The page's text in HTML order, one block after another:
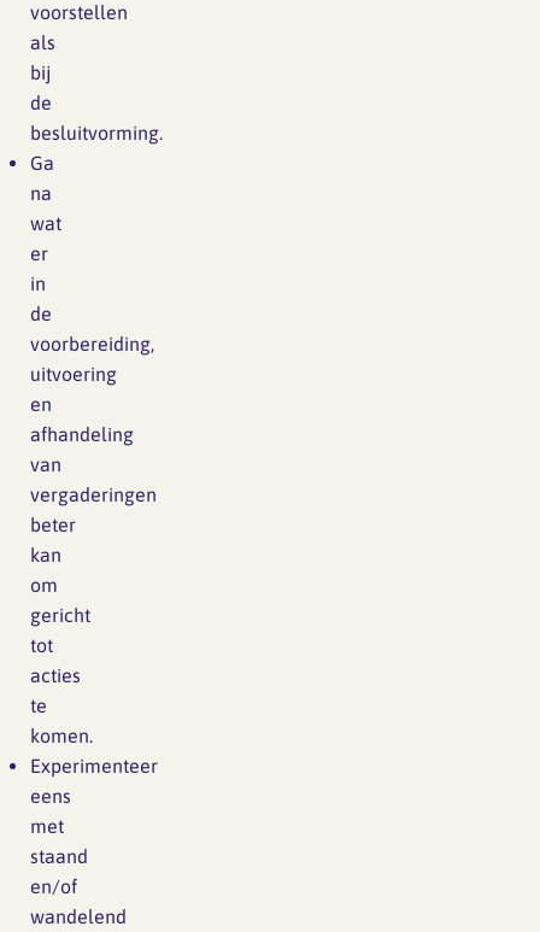
voorstellen
als
bij
de
besluitvorming.
Ga
na
wat
er
in
de
voorbereiding,
uitvoering
en
afhandeling
van
vergaderingen
beter
kan
om
gericht
tot
acties
te
komen.
Experimenteer
eens
met
staand
en/of
wandelend